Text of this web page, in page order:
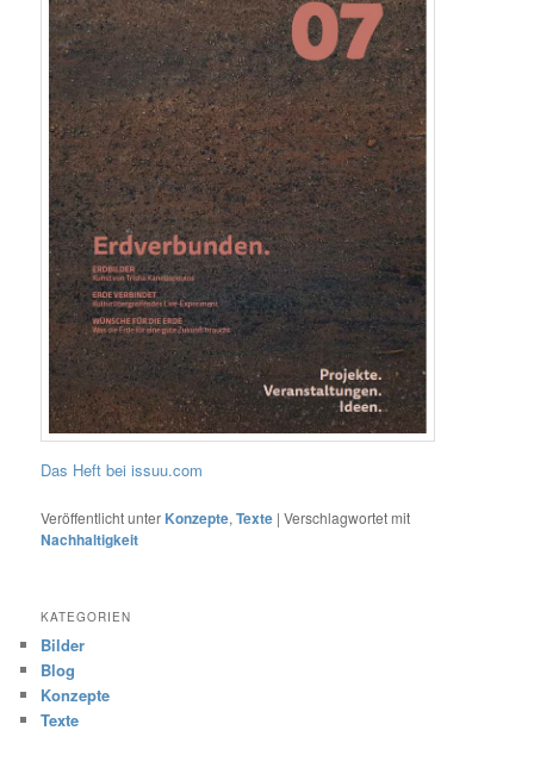
Das Heft bei issuu.com
Veröffentlicht unter Konzepte,Texte |Verschlagwortet mit
Nachhaltigkeit
KATEGORIEN
Bilder
Blog
Konzepte
Texte